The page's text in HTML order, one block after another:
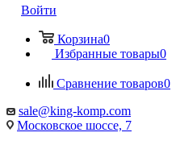
Войти
Корзина0
Избранные товары0
Сравнение товаров0
sale@king-komp.com
Московское шоссе, 7